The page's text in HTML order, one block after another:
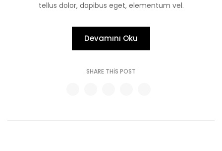
tellus dolor, dapibus eget, elementum vel.
Devamını Oku
SHARE THIS POST